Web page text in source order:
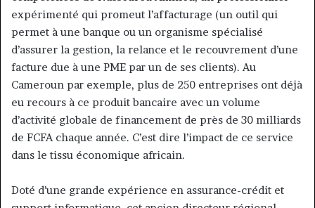
expérimenté qui promeut l’affacturage (un outil qui
permet à une banque ou un organisme spécialisé
d’assurer la gestion, la relance et le recouvrement d’une
facture due à une PME par un de ses clients). Au
Cameroun par exemple, plus de 250 entreprises ont déjà
eu recours à ce produit bancaire avec un volume
d’activité globale de financement de près de 30 milliards
de FCFA chaque année. C’est dire l’impact de ce service
dans le tissu économique africain.
Doté d’une grande expérience en assurance-crédit et